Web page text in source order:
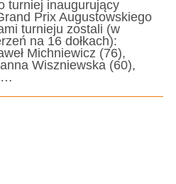
turniej inaugurujący
Prix Augustowskiego
turnieju zostali (w
na 16 dołkach):
Michniewicz (76),
Wiszniewska (60),